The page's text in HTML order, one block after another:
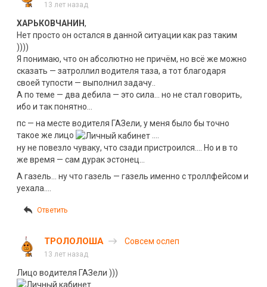
13 лет назад
ХАРЬКОВЧАНИН,
Нет просто он остался в данной ситуации как раз таким
))))
Я понимаю, что он абсолютно не причём, но всё же можно
сказать — затроллил водителя таза, а тот благодаря
своей тупости — выполнил задачу..
А по теме — два дебила — это сила… но не стал говорить,
ибо и так понятно…
пс — на месте водителя ГАЗели, у меня было бы точно
такое же лицо
ну не повезло чуваку, что сзади пристроился…. Но и в то
же время — сам дурак эстонец…
А газель… ну что газель — газель именно с троллфейсом и
уехала….
Ответить
ТРОЛОЛОША Совсем ослеп
13 лет назад
Лицо водителя ГАЗели )))